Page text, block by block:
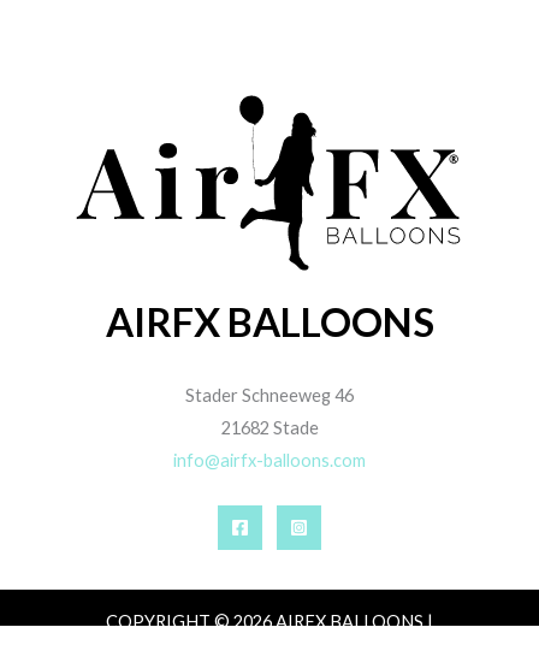
AIRFX BALLOONS
Stader Schneeweg 46
21682 Stade
info@airfx-balloons.com
COPYRIGHT © 2026 AIRFX BALLOONS |